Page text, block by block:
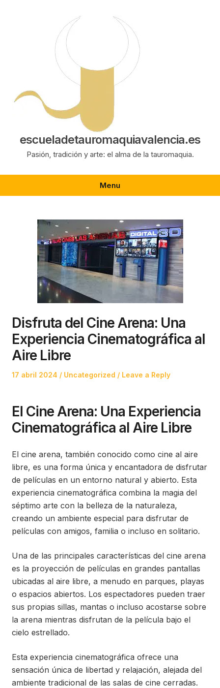
escueladetauromaquiavalencia.es
Pasión, tradición y arte: el alma de la tauromaquia.
Menu
Disfruta del Cine Arena: Una
Experiencia Cinematográfica al
Aire Libre
Posted
17 abril 2024
Posted
Uncategorized Leave a Reply
El Cine Arena: Una Experiencia
Cinematográfica al Aire Libre
El cine arena, también conocido como cine al aire
libre, es una forma única y encantadora de disfrutar
de películas en un entorno natural y abierto. Esta
experiencia cinematográfica combina la magia del
séptimo arte con la belleza de la naturaleza,
creando un ambiente especial para disfrutar de
películas con amigos, familia o incluso en solitario.
Una de las principales características del cine arena
es la proyección de películas en grandes pantallas
ubicadas al aire libre, a menudo en parques, playas
o espacios abiertos. Los espectadores pueden traer
sus propias sillas, mantas o incluso acostarse sobre
la arena mientras disfrutan de la película bajo el
cielo estrellado.
Esta experiencia cinematográfica ofrece una
sensación única de libertad y relajación, alejada del
ambiente tradicional de las salas de cine cerradas.